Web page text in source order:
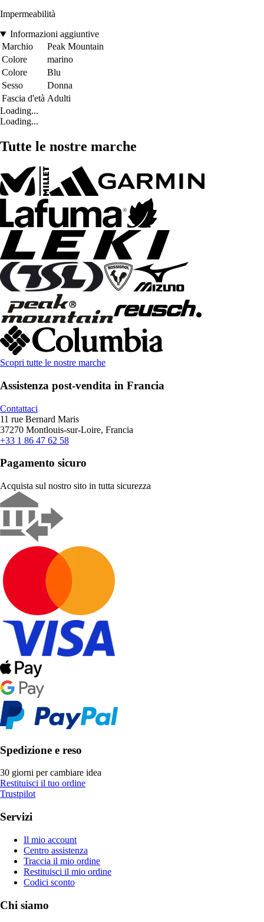
Impermeabilità
Informazioni aggiuntive
Marchio
Peak Mountain
Colore
marino
Colore
Blu
Sesso
Donna
Fascia d'età Adulti
Loading...
Loading...
Tutte le nostre marche
Scopri tutte le nostre marche
Assistenza post-vendita in Francia
Contattaci
11 rue Bernard Maris
37270 Montlouis-sur-Loire, Francia
+33 1 86 47 62 58
Pagamento sicuro
Acquista sul nostro sito in tutta sicurezza
Spedizione e reso
30 giorni per cambiare idea
Restituisci il tuo ordine
Trustpilot
Servizi
Il mio account
Centro assistenza
Traccia il mio ordine
Restituisci il mio ordine
Codici sconto
Chi siamo